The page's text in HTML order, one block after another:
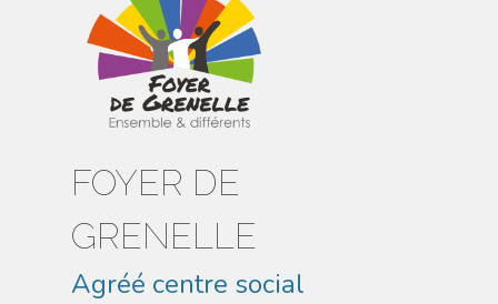
FOYER DE
GRENELLE
Agréé centre social